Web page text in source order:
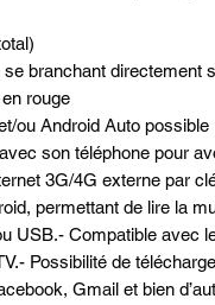
branchant directement
rouge
ou Android Auto possible
son téléphone pour
3G/4G externe par
permettant de lire la
USB.- Compatible avec
Possibilité de
Gmail et bien